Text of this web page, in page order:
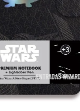
ENTRADAS